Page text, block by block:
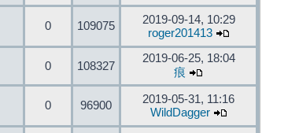
0 109075
2019-09-14, 10:29
roger201413
0 108327
2019-06-25, 18:04
痕
0 96900
2019-05-31, 11:16
WildDagger